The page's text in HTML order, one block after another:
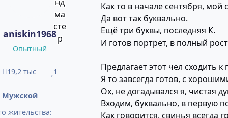
хозяина.
Глядя на ребят, я прям,
аффектации.
Вот, допустим, человек
внимание на тот моральный
при совершении деяний, не
справедливым в мире,
ФМШата со здоровым таким
aniskin1968
Опытный
19,2 тыс
сообщения1Репутация
Мужской
жительства:
Как то в начале сентября, мой
Да вот так буквально.
Ещё три буквы, последняя К.
И готов портрет, в полный
Предлагает этот чел сходить
Я то завсегда готов, с
Ох, не догадывался я, чистая
Входим, буквально, в первую
Как говорится, свинья всегда